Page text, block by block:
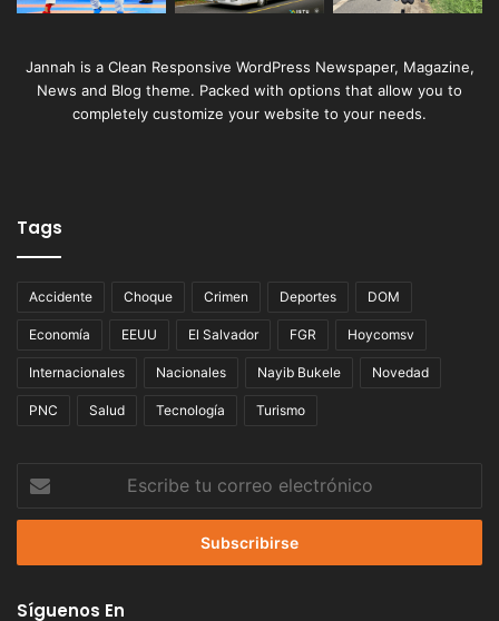
Jannah is a Clean Responsive WordPress Newspaper, Magazine,
News and Blog theme. Packed with options that allow you to
completely customize your website to your needs.
Tags
Accidente Choque Crimen Deportes DOM
Economía EEUU El Salvador FGR Hoycomsv
Internacionales Nacionales Nayib Bukele Novedad
PNC Salud Tecnología Turismo
correo
Síguenos En